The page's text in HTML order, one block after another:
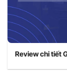
Review chi tiết